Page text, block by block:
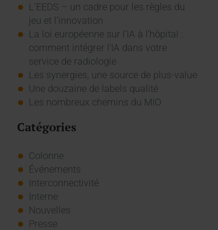
L’EEDS – un cadre pour les règles du
jeu et l’innovation
La loi européenne sur l'IA à l'hôpital :
comment intégrer l'IA dans votre
service de radiologie
Les synergies, une source de plus-value
Une douzaine de labels qualité
Les nombreux chemins du MIO
Catégories
Colonne
Événements
Interconnectivité
Interne
Nouvelles
Presse